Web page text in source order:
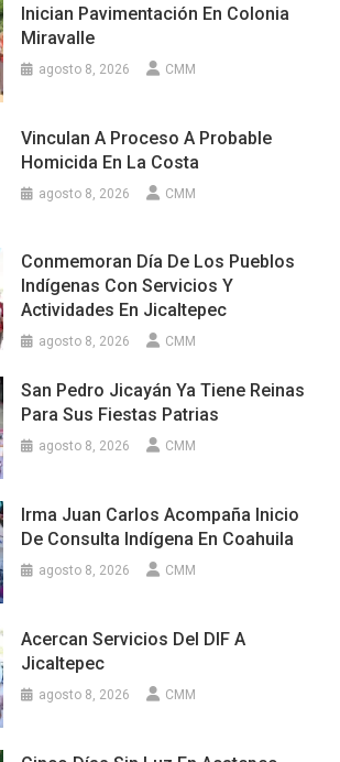
Inician Pavimentación En Colonia
Miravalle
agosto 8, 2026 CMM
Vinculan A Proceso A Probable
Homicida En La Costa
agosto 8, 2026 CMM
Conmemoran Día De Los Pueblos
Indígenas Con Servicios Y
Actividades En Jicaltepec
agosto 8, 2026 CMM
San Pedro Jicayán Ya Tiene Reinas
Para Sus Fiestas Patrias
agosto 8, 2026 CMM
Irma Juan Carlos Acompaña Inicio
De Consulta Indígena En Coahuila
agosto 8, 2026 CMM
Acercan Servicios Del DIF A
Jicaltepec
agosto 8, 2026 CMM